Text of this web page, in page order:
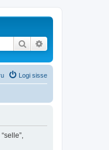
Otsi
Logi sisse